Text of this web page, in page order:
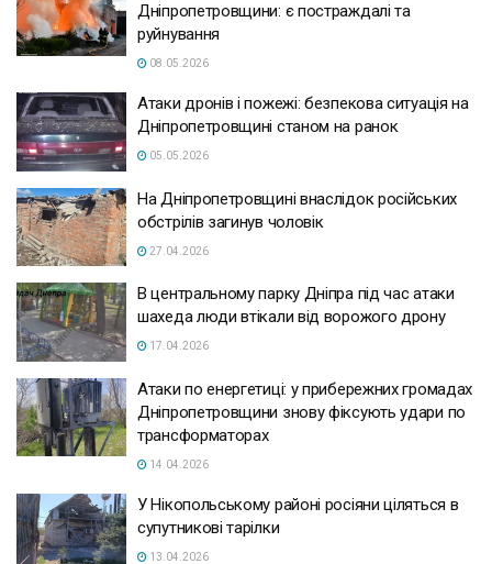
Дніпропетровщини: є постраждалі та
руйнування
08.05.2026
Атаки дронів і пожежі: безпекова ситуація на
Дніпропетровщині станом на ранок
05.05.2026
На Дніпропетровщині внаслідок російських
обстрілів загинув чоловік
27.04.2026
В центральному парку Дніпра під час атаки
шахеда люди втікали від ворожого дрону
17.04.2026
Атаки по енергетиці: у прибережних громадах
Дніпропетровщини знову фіксують удари по
трансформаторах
14.04.2026
У Нікопольському районі росіяни ціляться в
супутникові тарілки
13.04.2026